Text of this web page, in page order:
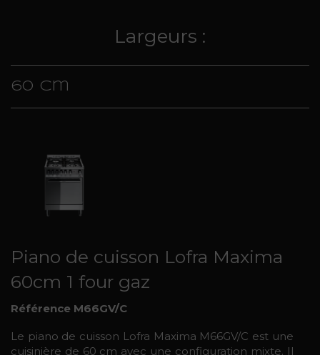
Largeurs :
60 cm
Piano de cuisson Lofra Maxima
60cm 1 four gaz
Référence M66GV/C
Le piano de cuisson Lofra Maxima M66GV/C est une
cuisinière de 60 cm avec une configuration mixte. Il